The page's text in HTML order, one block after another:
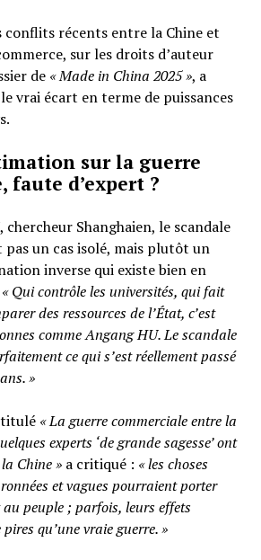
conflits récents entre la Chine et
sur les droits d’auteur
de « Made in China 2025 », a
vrai écart en terme de puissances
sur la guerre
faute d’expert ?
chercheur Shanghaien, le scandale
pas un cas isolé, mais plutôt un
inverse qui existe bien en
« Qui contrôle les universités, qui fait
des ressources de l’État, c’est
comme Angang HU. Le scandale
ce qui s’est réellement passé
»
« La guerre commerciale entre la
experts ‘de grande sagesse’ ont
Chine »a critiqué : « les choses
et vagues pourraient porter
peuple ; parfois, leurs effets
qu’une vraie guerre. »